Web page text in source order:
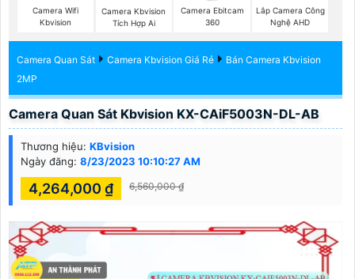
Camera Wifi
Kbvision
Camera Kbvision
Tích Hợp Ai
Camera Ebitcam
360
Lắp Camera Công
Nghệ AHD
Camera Quan Sát Camera Kbvision Giá Rẻ
Bán Camera Kbvision
2MP
Camera Quan Sát Kbvision KX-CAiF5003N-DL-AB
Thương hiệu: KBvision
Ngày đăng: 8/23/2023 10:10:27 AM
4,264,000 ₫ 6,560,000 ₫